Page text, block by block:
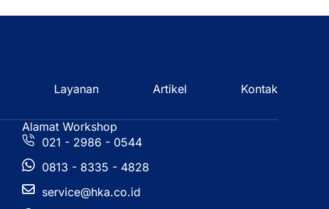
Layanan Artikel Kontak
Alamat Workshop
021 - 2986 - 0544
0813 - 8335 - 4828
service@hka.co.id